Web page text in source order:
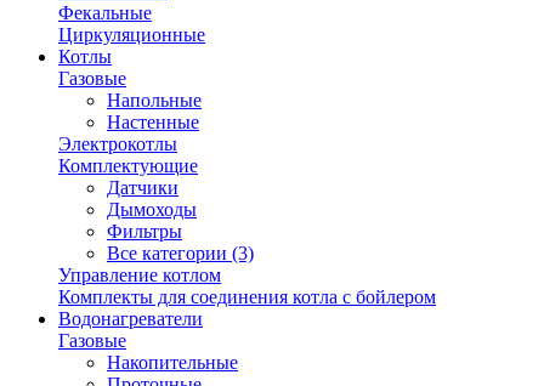
Фекальные
Циркуляционные
Котлы
Газовые
Напольные
Настенные
Электрокотлы
Комплектующие
Датчики
Дымоходы
Фильтры
Все категории (3)
Управление котлом
Комплекты для соединения котла с бойлером
Водонагреватели
Газовые
Накопительные